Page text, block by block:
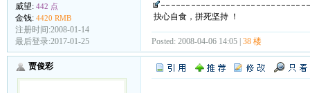
威望: 442 点
金钱: 4420 RMB
注册时间:2008-01-14
最后登录:2017-01-25
抉心自食，拼死坚持 ！
Posted: 2008-04-06 14:05 | 38 楼
贾俊彩